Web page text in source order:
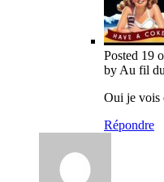
Posted 19
by Au fil
Oui je vois
Répondre